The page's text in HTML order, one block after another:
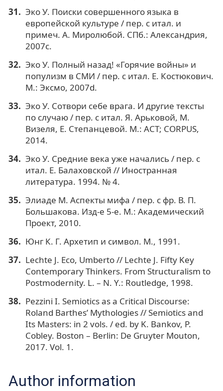
Эко У. Поиски совершенного языка в
европейской культуре / пер. с итал. и
примеч. А. Миролюбой. СПб.: Александрия,
2007c.
Эко У. Полный назад! «Горячие войны» и
популизм в СМИ / пер. с итал. Е. Костюкович.
М.: Эксмо, 2007d.
Эко У. Сотвори себе врага. И другие тексты
по случаю / пер. с итал. Я. Арьковой, М.
Визеля, Е. Степанцевой. М.: АСТ; CORPUS,
2014.
Эко У. Средние века уже начались / пер. с
итал. Е. Балаховской // Иностранная
литература. 1994. № 4.
Элиаде М. Аспекты мифа / пер. с фр. В. П.
Большакова. Изд-е 5-е. М.: Академический
Проект, 2010.
Юнг К. Г. Архетип и символ. М., 1991.
Lechte J. Eco, Umberto // Lechte J. Fifty Key
Contemporary Thinkers. From Structuralism to
Postmodernity. L. – N. Y.: Routledge, 1998.
Pezzini I. Semiotics as a Critical Discourse:
Roland Barthes’ Mythologies // Semiotics and
Its Masters: in 2 vols. / ed. by K. Bankov, P.
Cobley. Boston – Berlin: De Gruyter Mouton,
2017. Vol. 1.
Author information